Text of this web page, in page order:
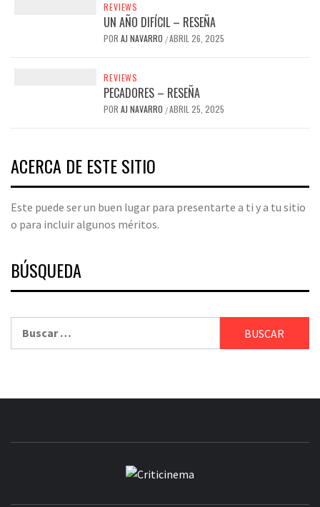
REVIEWS
UN AÑO DIFÍCIL – RESEÑA
POR AJ NAVARRO /ABRIL 26, 2025
REVIEWS
PECADORES – RESEÑA
POR AJ NAVARRO /ABRIL 25, 2025
ACERCA DE ESTE SITIO
Este puede ser un buen lugar para presentarte a ti y a tu sitio
o para incluir algunos méritos.
BÚSQUEDA